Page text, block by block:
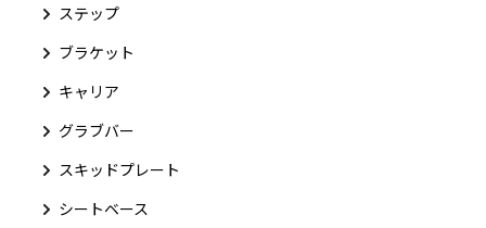
ステップ
ブラケット
キャリア
グラブバー
スキッドプレート
シートベース